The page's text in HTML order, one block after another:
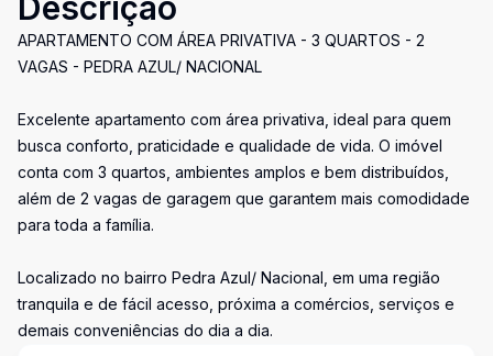
APARTAMENTO COM ÁREA PRIVATIVA - 3 QUARTOS - 2
VAGAS - PEDRA AZUL/ NACIONAL
Excelente apartamento com área privativa, ideal para quem
busca conforto, praticidade e qualidade de vida. O imóvel
conta com 3 quartos, ambientes amplos e bem distribuídos,
além de 2 vagas de garagem que garantem mais comodidade
para toda a família.
Localizado no bairro Pedra Azul/ Nacional, em uma região
tranquila e de fácil acesso, próxima a comércios, serviços e
demais conveniências do dia a dia.